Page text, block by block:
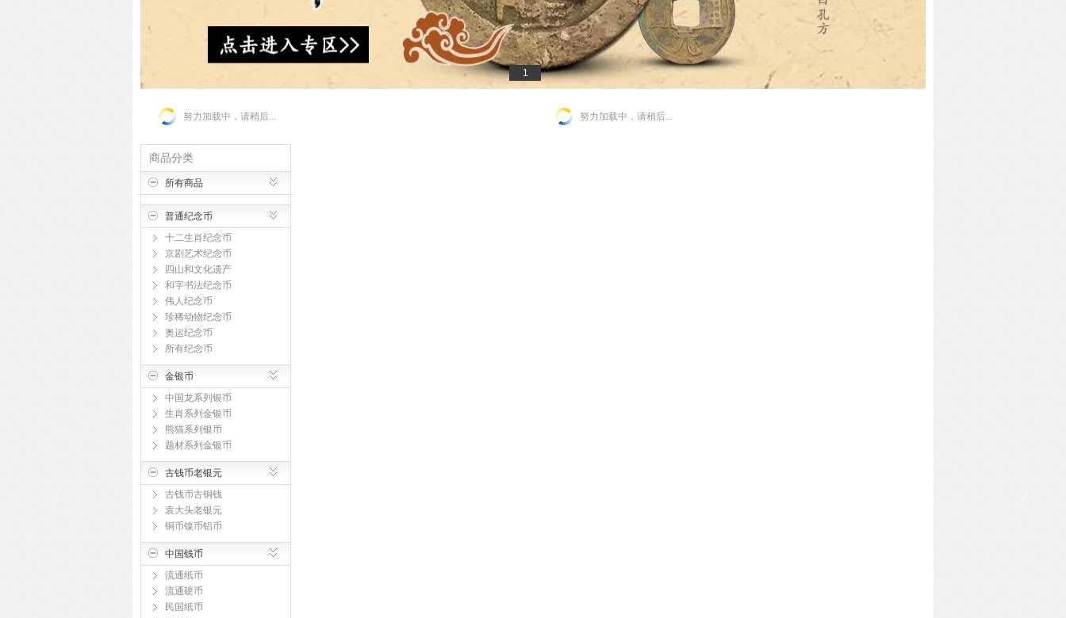
1
努力加载中，请稍后...
商品分类
所有商品
普通纪念币
十二生肖纪念币
京剧艺术纪念币
四山和文化遗产
和字书法纪念币
伟人纪念币
珍稀动物纪念币
奥运纪念币
所有纪念币
金银币
中国龙系列银币
生肖系列金银币
熊猫系列银币
题材系列金银币
古钱币老银元
古钱币古铜钱
袁大头老银元
铜币镍币铝币
中国钱币
流通纸币
流通硬币
民国纸币
努力加载中，请稍后...